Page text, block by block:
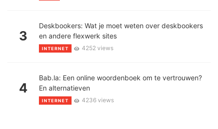
3
Deskbookers: Wat je moet weten over deskbookers
en andere flexwerk sites
INTERNET 4252 views
4
Bab.la: Een online woordenboek om te vertrouwen?
En alternatieven
INTERNET 4236 views